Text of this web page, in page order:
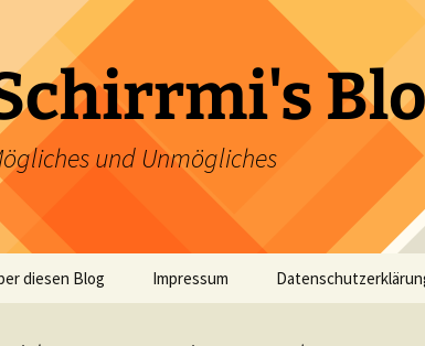
und Unmögliches
diesen Blog Impressum